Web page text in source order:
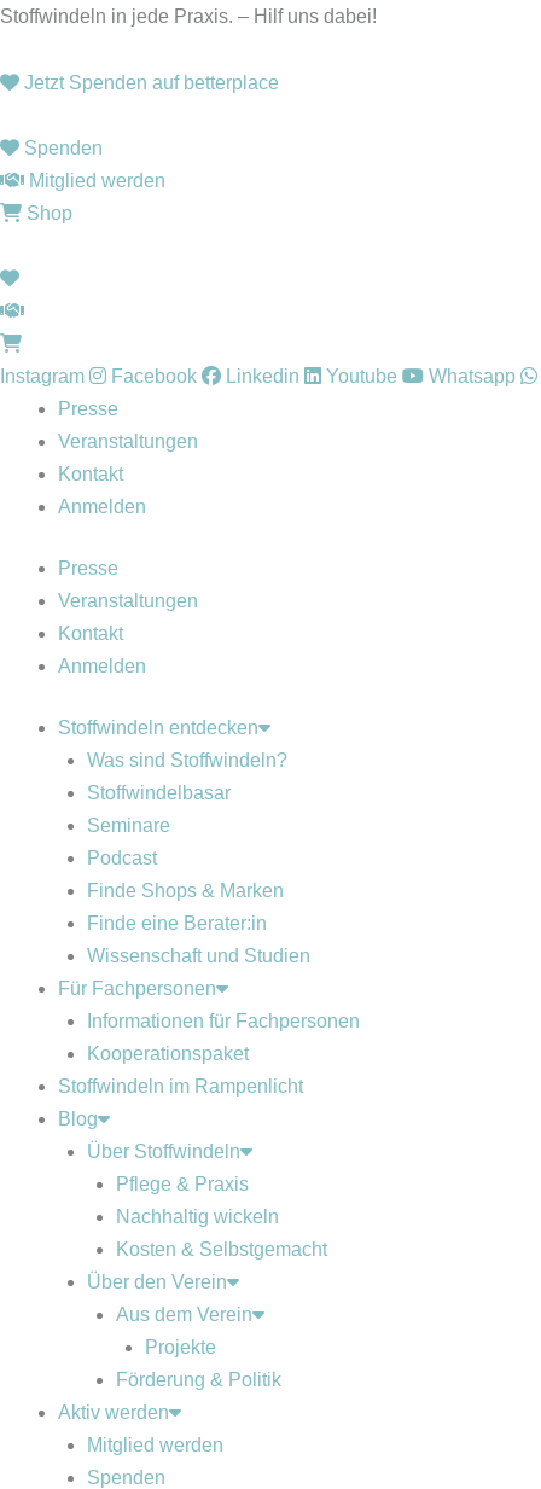
Zum
springen
Stoffwindeln in jede Praxis. – Hilf uns dabei!
Jetzt Spenden auf betterplace
Spenden
Mitglied werden
Shop
Instagram Facebook Linkedin Youtube
Whatsapp
Presse
Veranstaltungen
Kontakt
Anmelden
Presse
Veranstaltungen
Kontakt
Anmelden
Stoffwindeln entdecken
Was sind Stoffwindeln?
Stoffwindelbasar
Seminare
Podcast
Finde Shops & Marken
Finde eine Berater:in
Wissenschaft und Studien
Für Fachpersonen
Informationen für Fachpersonen
Kooperationspaket
Stoffwindeln im Rampenlicht
Blog
Über Stoffwindeln
Pflege & Praxis
Nachhaltig wickeln
Kosten & Selbstgemacht
Über den Verein
Aus dem Verein
Projekte
Förderung & Politik
Aktiv werden
Mitglied werden
Spenden